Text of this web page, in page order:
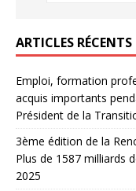
ARTICLES RÉCENTS
Emploi, formation
acquis importants
Président de la
3ème édition de la
Plus de 1587 milliards
2025